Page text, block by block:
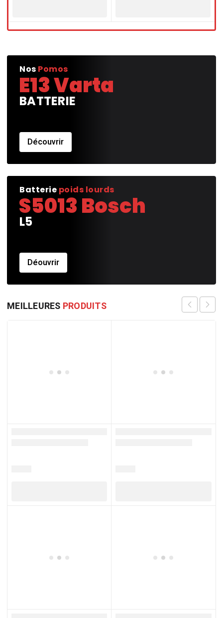
Nos Pomos
E13 Varta
BATTERIE
Découvrir
Batterie poids lourds
S5013 Bosch
L5
Déouvrir
MEILLEURES PRODUITS